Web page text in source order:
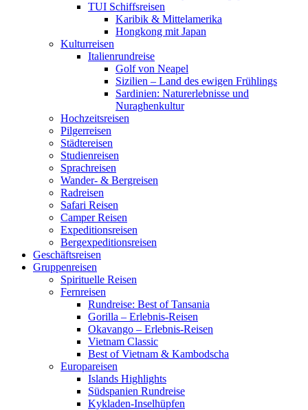
TUI Schiffsreisen
Karibik & Mittelamerika
Hongkong mit Japan
Kulturreisen
Italienrundreise
Golf von Neapel
Sizilien – Land des ewigen Frühlings
Sardinien: Naturerlebnisse und
Nuraghenkultur
Hochzeitsreisen
Pilgerreisen
Städtereisen
Studienreisen
Sprachreisen
Wander- & Bergreisen
Radreisen
Safari Reisen
Camper Reisen
Expeditionsreisen
Bergexpeditionsreisen
Geschäftsreisen
Gruppenreisen
Spirituelle Reisen
Fernreisen
Rundreise: Best of Tansania
Gorilla – Erlebnis-Reisen
Okavango – Erlebnis-Reisen
Vietnam Classic
Best of Vietnam & Kambodscha
Europareisen
Islands Highlights
Südspanien Rundreise
Kykladen-Inselhüpfen